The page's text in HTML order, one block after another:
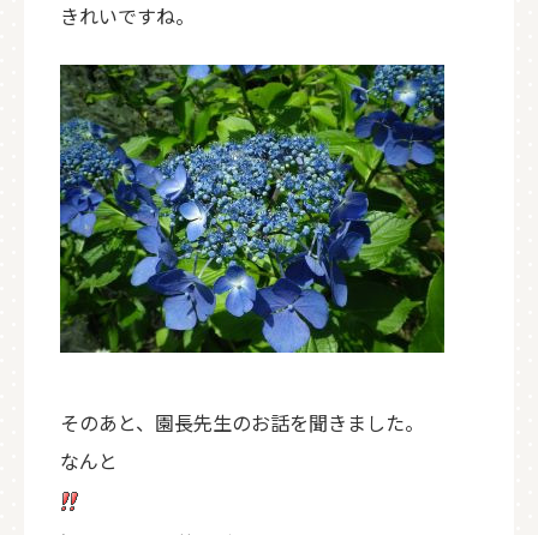
きれいですね。
そのあと、園長先生のお話を聞きました。
なんと